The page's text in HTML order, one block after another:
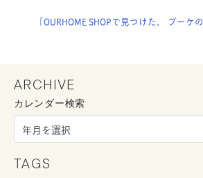
ARCHIVE
カレンダー検索
TAGS